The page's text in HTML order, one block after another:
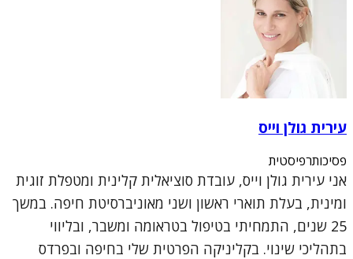
עירית גולן וייס
פסיכותרפיסטית
אני עירית גולן וייס, עובדת סוציאלית קלינית ומטפלת זוגית
ומינית, בעלת תוארי ראשון ושני מאוניברסיטת חיפה. במשך
25 שנים, התמחיתי בטיפול בטראומה ומשבר, ובליווי
בתהליכי שינוי. בקליניקה הפרטית שלי בחיפה ובפרדס